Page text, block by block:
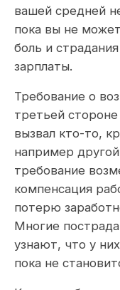
вашей средней
пока вы не
боль и
зарплаты.
Требование о
третьей
вызвал кто-то,
например
требование
компенсация
потерю
Многие
узнают, что у
пока не